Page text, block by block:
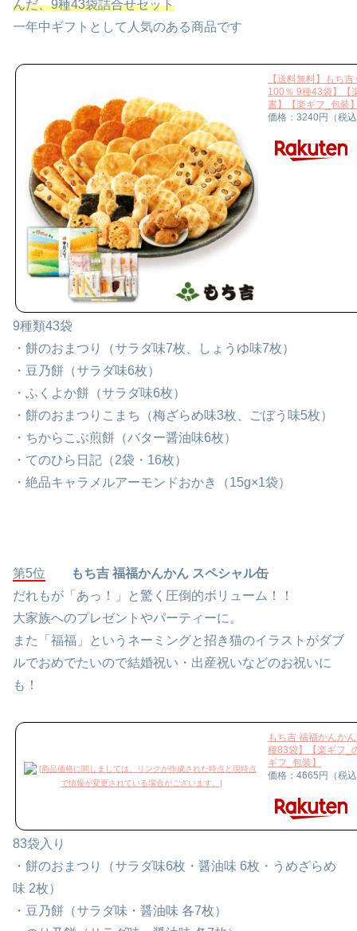
んだ、9種43袋詰合せセット
一年中ギフトとして人気のある商品です
【送料無料】もち
100％ 9種43袋】【
書】【楽ギフ_包装
価格：3240円（税
9種類43袋
・餅のおまつり（サラダ味7枚、しょうゆ味7枚）
・豆乃餅（サラダ味6枚）
・ふくよか餅（サラダ味6枚）
・餅のおまつりこまち（梅ざらめ味3枚、ごぼう味5枚）
・ちからこぶ煎餅（バター醤油味6枚）
・てのひら日記（2袋・16枚）
・絶品キャラメルアーモンドおかき（15g×1袋）
第5位
もち吉 福福かんかん スペシャル缶
だれもが「あっ！」と驚く圧倒的ボリューム！！
大家族へのプレゼントやパーティーに。
また「福福」というネーミングと招き猫のイラストがダブ
ルでおめでたいので結婚祝い・出産祝いなどのお祝いに
も！
もち吉 福福かんか
種83袋】【楽ギフ_
ギフ_包装】
価格：4665円（税
83袋入り
・餅のおまつり（サラダ味6枚・醤油味 6枚・うめざらめ
味 2枚）
・豆乃餅（サラダ味・醤油味 各7枚）